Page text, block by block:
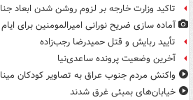
تاکید وزارت خارجه بر لزوم روشن شدن ابعاد
آماده سازی ضریح نورانی امیرالمومنین برای
تأیید ربایش و قتل حمیدرضا رجب‌زاده
آخرین وضعیت پرونده ساعدی‌نیا
واکنش مردم جنوب عراق به تصاویر کودکان
خیابان‌های بمبئی غرق شدند